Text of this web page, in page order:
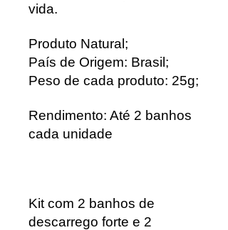
vida.
Produto Natural;
País de Origem: Brasil;
Peso de cada produto: 25g;
Rendimento: Até 2 banhos
cada unidade
Kit com 2 banhos de
descarrego forte e 2